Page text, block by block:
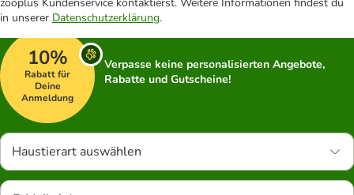
in unserer Datenschutzerklärung.
10%
Rabatt für
Deine
Anmeldung
Verpasse keine personalisierten Angebote,
Rabatte und Gutscheine!
Haustierart auswählen